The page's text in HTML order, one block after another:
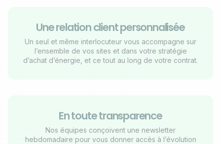
Une relation client personnalisée
Un seul et même interlocuteur vous accompagne sur
l’ensemble de vos sites et dans votre stratégie
d’achat d’énergie, et ce tout au long de votre contrat.
En toute transparence
Nos équipes conçoivent une newsletter
hebdomadaire pour vous donner accès à l’évolution